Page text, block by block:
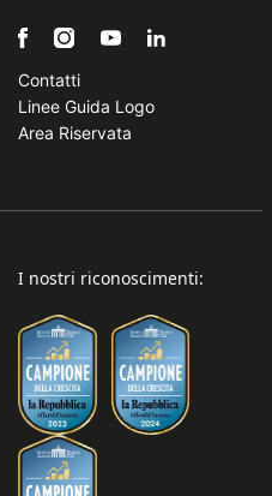
Contatti
Linee Guida Logo
Area Riservata
I nostri riconoscimenti: